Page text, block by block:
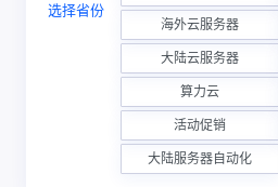
选择省份
海外云服务器
大陆云服务器
算力云
活动促销
大陆服务器自动化